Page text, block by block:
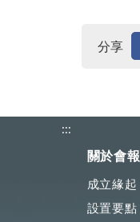
分享
:::
關於會報
成立緣起
設置要點